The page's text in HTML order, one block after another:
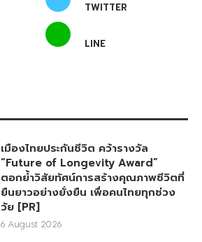
TWITTER
LINE
เมืองไทยประกันชีวิต คว้ารางวัล
“Future of Longevity Award”
ตอกย้ำวิสัยทัศน์การสร้างคุณภาพชีวิตที่
ยืนยาวอย่างยั่งยืน เพื่อคนไทยทุกช่วง
วัย [PR]
6 August 2026